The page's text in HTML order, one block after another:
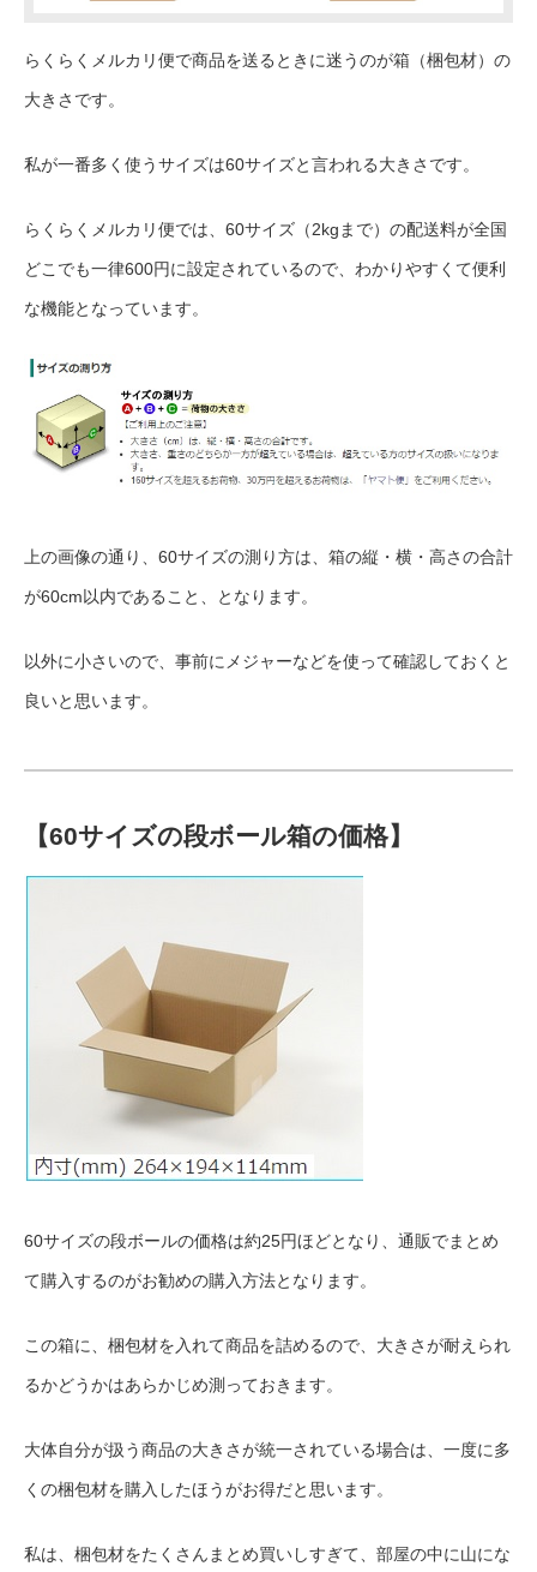
らくらくメルカリ便で商品を送るときに迷うのが箱（梱包材）の
大きさです。
私が一番多く使うサイズは60サイズと言われる大きさです。
らくらくメルカリ便では、60サイズ（2kgまで）の配送料が全国
どこでも一律600円に設定されているので、わかりやすくて便利
な機能となっています。
上の画像の通り、60サイズの測り方は、箱の縦・横・高さの合計
が60cm以内であること、となります。
以外に小さいので、事前にメジャーなどを使って確認しておくと
良いと思います。
【60サイズの段ボール箱の価格】
60サイズの段ボールの価格は約25円ほどとなり、通販でまとめ
て購入するのがお勧めの購入方法となります。
この箱に、梱包材を入れて商品を詰めるので、大きさが耐えられ
るかどうかはあらかじめ測っておきます。
大体自分が扱う商品の大きさが統一されている場合は、一度に多
くの梱包材を購入したほうがお得だと思います。
私は、梱包材をたくさんまとめ買いしすぎて、部屋の中に山にな